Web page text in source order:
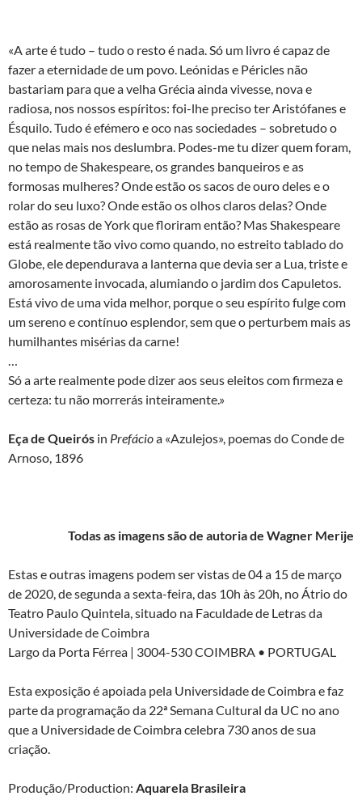
«A arte é tudo – tudo o resto é nada. Só um livro é capaz de
fazer a eternidade de um povo. Leónidas e Péricles não
bastariam para que a velha Grécia ainda vivesse, nova e
radiosa, nos nossos espíritos: foi-lhe preciso ter Aristófanes e
Ésquilo. Tudo é efémero e oco nas sociedades – sobretudo o
que nelas mais nos deslumbra. Podes-me tu dizer quem foram,
no tempo de Shakespeare, os grandes banqueiros e as
formosas mulheres? Onde estão os sacos de ouro deles e o
rolar do seu luxo? Onde estão os olhos claros delas? Onde
estão as rosas de York que floriram então? Mas Shakespeare
está realmente tão vivo como quando, no estreito tablado do
Globe, ele dependurava a lanterna que devia ser a Lua, triste e
amorosamente invocada, alumiando o jardim dos Capuletos.
Está vivo de uma vida melhor, porque o seu espírito fulge com
um sereno e contínuo esplendor, sem que o perturbem mais as
humilhantes misérias da carne!
…
Só a arte realmente pode dizer aos seus eleitos com firmeza e
certeza: tu não morrerás inteiramente.»
Eça de Queirós in Prefácioa «Azulejos», poemas do Conde de
Arnoso, 1896
Todas as imagens são de autoria de Wagner Merije
Estas e outras imagens podem ser vistas de 04 a 15 de março
de 2020, de segunda a sexta-feira, das 10h às 20h, no Átrio do
Teatro Paulo Quintela, situado na Faculdade de Letras da
Universidade de Coimbra
Largo da Porta Férrea | 3004-530 COIMBRA • PORTUGAL
Esta exposição é apoiada pela Universidade de Coimbra e faz
parte da programação da 22ª Semana Cultural da UC no ano
que a Universidade de Coimbra celebra 730 anos de sua
criação.
Produção/Production: Aquarela Brasileira